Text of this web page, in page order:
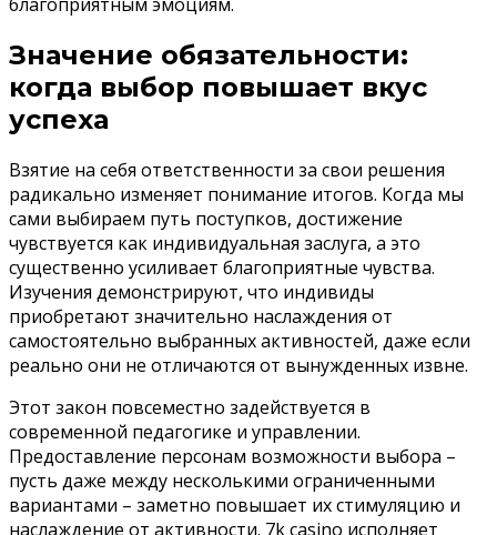
Значение обязательности:
когда выбор повышает вкус
успеха
Взятие на себя ответственности за свои решения
радикально изменяет понимание итогов. Когда мы
сами выбираем путь поступков, достижение
чувствуется как индивидуальная заслуга, а это
существенно усиливает благоприятные чувства.
Изучения демонстрируют, что индивиды
приобретают значительно наслаждения от
самостоятельно выбранных активностей, даже если
реально они не отличаются от вынужденных извне.
Этот закон повсеместно задействуется в
современной педагогике и управлении.
Предоставление персонам возможности выбора –
пусть даже между несколькими ограниченными
вариантами – заметно повышает их стимуляцию и
наслаждение от активности. 7k casino исполняет